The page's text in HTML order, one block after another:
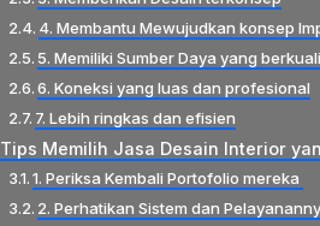
4. Membantu Mewujudkan konsep
5. Memiliki Sumber Daya yang
6. Koneksi yang luas dan profesional
7. Lebih ringkas dan efisien
Tips Memilih Jasa Desain Interior
1. Periksa Kembali Portofolio mereka
2. Perhatikan Sistem dan